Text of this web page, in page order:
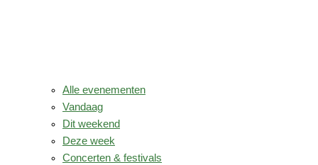
Alle evenementen
Vandaag
Dit weekend
Deze week
Concerten & festivals